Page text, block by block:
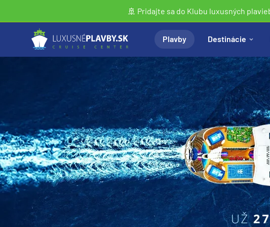
🚢 Pridajte sa do Klubu luxusných
Plavby Destinácie
Vyhľadať